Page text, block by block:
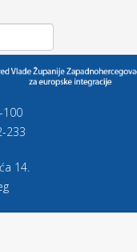
100
233
14.